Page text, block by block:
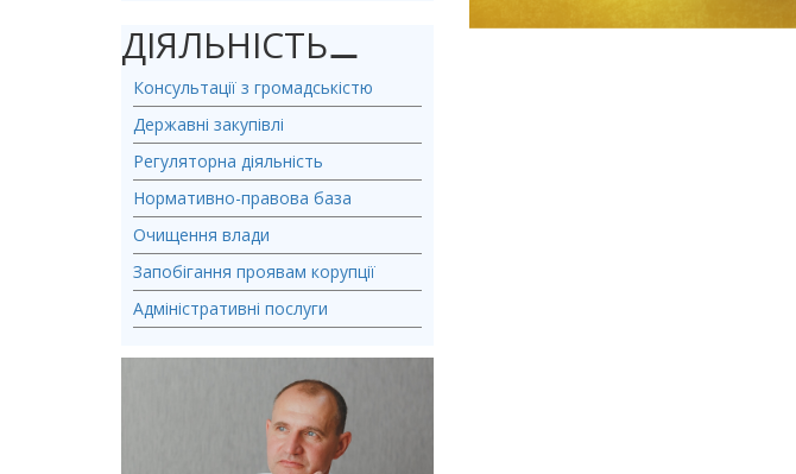
ДІЯЛЬНІСТЬ⚊
Консультації з громадськістю
Державні закупівлі
Регуляторна діяльність
Нормативно-правова база
Очищення влади
Запобігання проявам корупції
Адміністративні послуги